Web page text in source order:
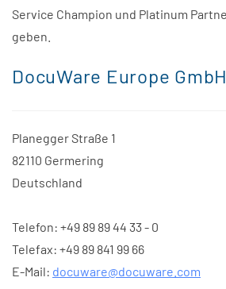
Service Champion und Platinum
geben.
DocuWare Europe GmbH
Planegger Straße 1
82110 Germering
Deutschland
Telefon: +49 89 89 44 33 - 0
Telefax: +49 89 841 99 66
E-Mail: docuware@docuware.com